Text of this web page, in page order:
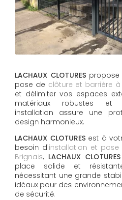
LACHAUX CLOTURESpropose
pose de clôture et barrière à
et délimiter vos espaces
matériaux robustes et
installation assure une
design harmonieux.
LACHAUX CLOTURESest à
besoin d'installation et
Brignais, LACHAUX CLOTURES
place solide et
nécessitant une grande
idéaux pour des
de sécurité.